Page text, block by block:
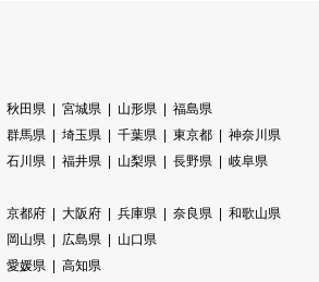
秋田県 宮城県 山形県
福島県
群馬県 埼玉県 千葉県 東京都
神奈川県
石川県 福井県 山梨県 長野県
岐阜県
京都府 大阪府 兵庫県 奈良県
和歌山県
岡山県 広島県
山口県
愛媛県
高知県